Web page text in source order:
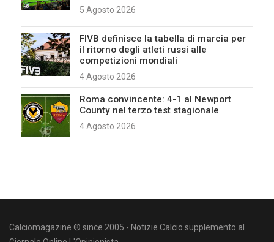
5 Agosto 2026
FIVB definisce la tabella di marcia per
il ritorno degli atleti russi alle
competizioni mondiali
4 Agosto 2026
Roma convincente: 4-1 al Newport
County nel terzo test stagionale
4 Agosto 2026
Calciomagazine ® since 2005 - Notizie Calcio supplemento al